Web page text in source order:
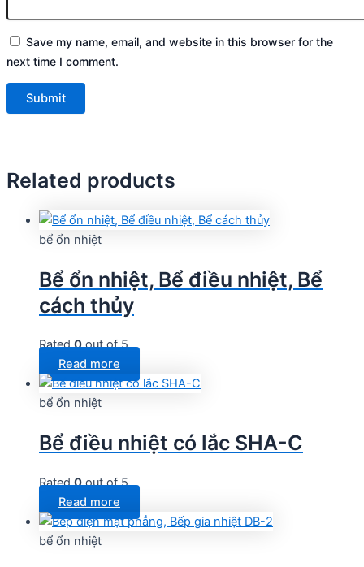
Save my name, email, and website in this browser for the
next time I comment.
Related products
bể ổn nhiệt
Bể ổn nhiệt, Bể điều nhiệt, Bể
cách thủy
Rated0out of 5
Read more
bể ổn nhiệt
Bể điều nhiệt có lắc SHA-C
Rated0out of 5
Read more
bể ổn nhiệt